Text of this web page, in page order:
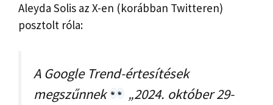
Aleyda Solis az X-en (korábban Twitteren)
posztolt róla:
A Google Trend-értesítések
megszűnnek
„2024. október 29-